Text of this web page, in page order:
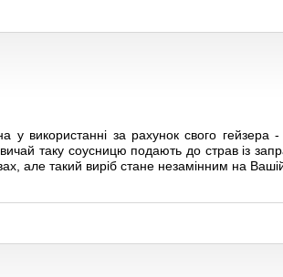
у використанні за рахунок свого
таку соусницю подають до страв із
але такий виріб стане незамінним на Вашій